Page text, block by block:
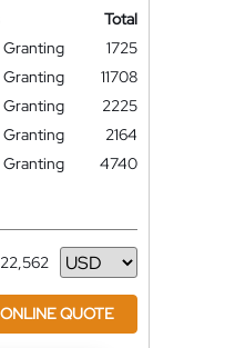
Total
Granting
1725
Granting
11708
Granting
2225
Granting
2164
Granting
4740
22,562
ONLINE QUOTE